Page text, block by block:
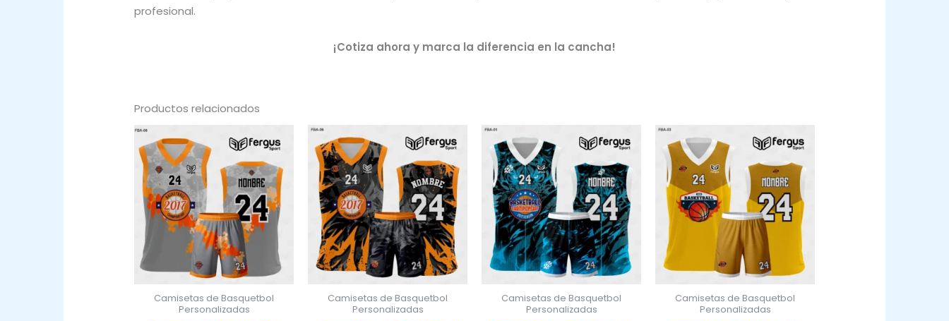
profesional.
¡Cotiza ahora y marca la diferencia en la cancha!
Productos relacionados
Camisetas de Basquetbol
Personalizadas
Camisetas de Basquetbol
Personalizadas
Camisetas de Basquetbol
Personalizadas
Camisetas de Basquetbol
Personalizadas